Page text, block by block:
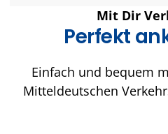
Mit Dir
Perfekt
Einfach und bequem
Mitteldeutschen